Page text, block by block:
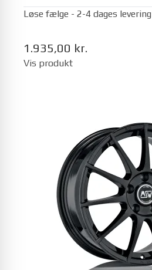
Løse fælge - 2-4 dages levering
1.935,00 kr.
Vis produkt